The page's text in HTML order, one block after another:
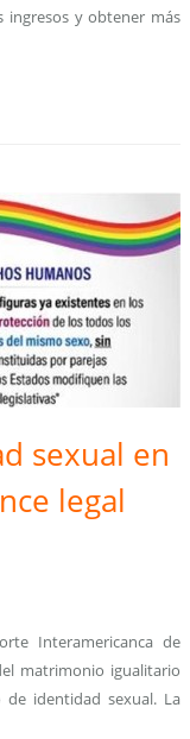
ingresos y obtener más
sexual en
legal
Interamericanca de
matrimonio igualitario
identidad sexual. La